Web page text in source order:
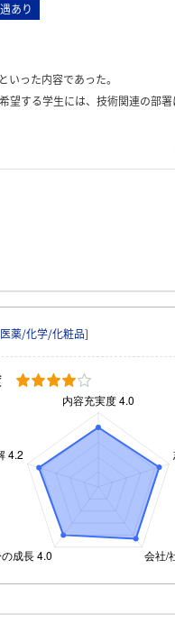
あり
った内容であった。
、技術関連の部署について詳しい説明
薬/化学/化粧品]